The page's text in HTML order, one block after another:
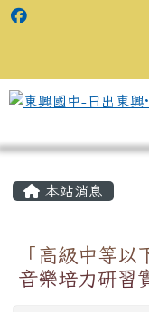
本站消息
「高級中等
音樂培力研習